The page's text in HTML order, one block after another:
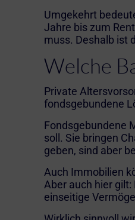
Umgekehrt
Jahre bis zum
muss. Deshalb ist
Welche
Private
fondsgebundene
Fondsgebundene
soll. Sie bringen
geben, sind aber
Auch Immobilien
Aber auch hier
einseitige